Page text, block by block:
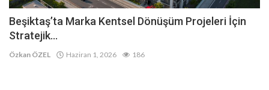
Beşiktaş’ta Marka Kentsel Dönüşüm Projeleri İçin
Stratejik...
Özkan ÖZEL Haziran 1, 2026 186